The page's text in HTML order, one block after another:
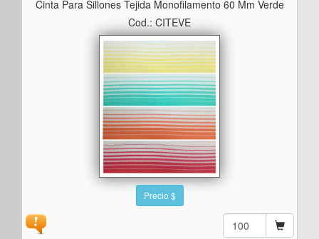
Cinta Para Sillones Tejida Monofilamento 60 Mm Verde
Cod.: CITEVE
Precio $